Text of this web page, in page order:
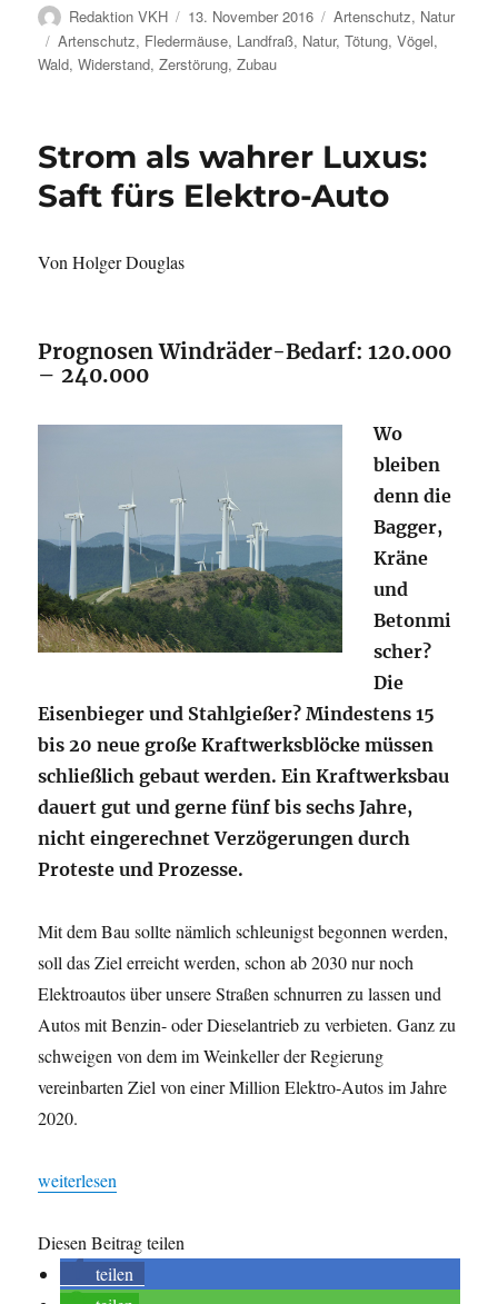
Autor
Redaktion VKH
Veröffentlicht
am
13. November 2016 Kategorien
Artenschutz, Natur
Schlagwörter
Artenschutz, Fledermäuse, Landfraß, Natur,Tötung,Vögel,
Wald,Widerstand,Zerstörung,Zubau
Strom als wahrer Luxus:
Saft fürs Elektro-Auto
Von Holger Douglas
Prognosen Windräder-Bedarf: 120.000
– 240.000
Wo
bleiben
denn die
Bagger,
Kräne
und
Betonmi
scher?
Die
Eisenbieger und Stahlgießer? Mindestens 15
bis 20 neue große Kraftwerksblöcke müssen
schließlich gebaut werden. Ein Kraftwerksbau
dauert gut und gerne fünf bis sechs Jahre,
nicht eingerechnet Verzögerungen durch
Proteste und Prozesse.
Mit dem Bau sollte nämlich schleunigst begonnen werden,
soll das Ziel erreicht werden, schon ab 2030 nur noch
Elektroautos über unsere Straßen schnurren zu lassen und
Autos mit Benzin- oder Dieselantrieb zu verbieten. Ganz zu
schweigen von dem im Weinkeller der Regierung
vereinbarten Ziel von einer Million Elektro-Autos im Jahre
2020.
„Strom als wahrer Luxus: Saft fürs Elektro-Auto“
weiterlesen
Diesen Beitrag teilen
teilen